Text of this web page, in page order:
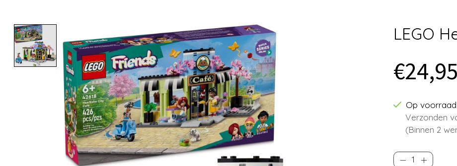
Product image slideshow Items LEGO
€24,95
Op voorraad
Verzonden
(Binnen 2